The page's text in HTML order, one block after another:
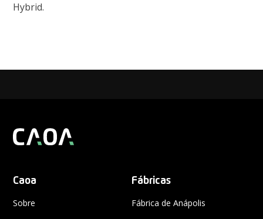
Hybrid.
Caoa
Sobre
Fábricas
Fábrica de Anápolis